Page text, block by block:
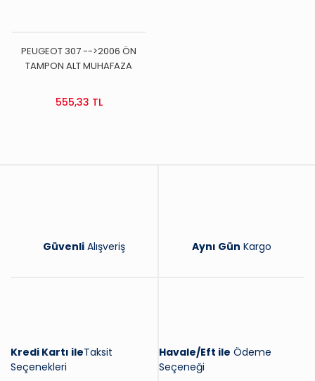
PEUGEOT 307 -->2006 ÖN
TAMPON ALT MUHAFAZA
555,33 TL
Güvenli Alışveriş Aynı Gün Kargo
Kredi Kartı ileTaksit
Seçenekleri
Havale/Eft ile Ödeme
Seçeneği